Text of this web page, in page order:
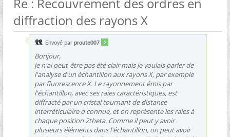
diffraction des rayons X
Envoyé par proute007
Bonjour,
je n'ai peut-être pas été clair mais je voulais parler de
l'analyse d'un échantillon aux rayons X, par exemple
par fluorescence X. Le rayonnement émis par
l'échantillon, avec ses raies caractéristiques, est
diffracté par un cristal tournant de distance
interréticulaire d connue, et on représente les raies à
chaque position 2theta. Comme il peut y avoir
plusieurs éléments dans l'échantillon, on peut avoir